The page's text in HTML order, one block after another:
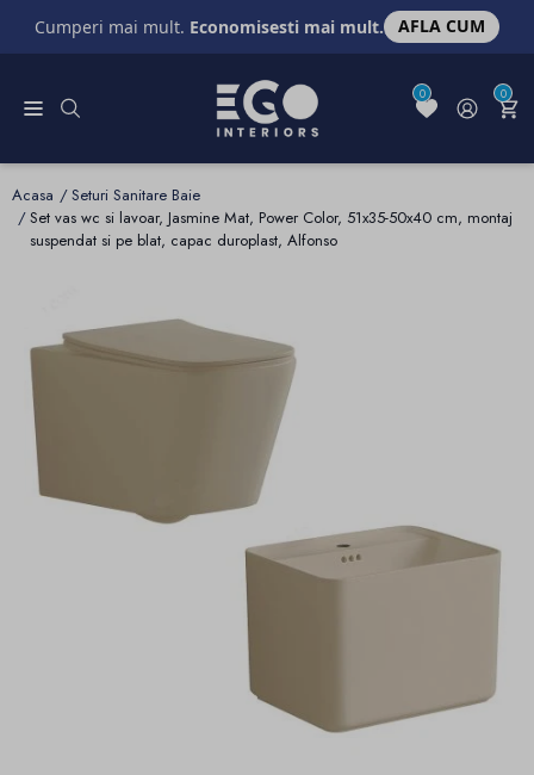
Cumperi mai mult. Economisesti mai mult. AFLA CUM
0 0
Acasa
Seturi Sanitare Baie
Set vas wc si lavoar, Jasmine Mat, Power Color, 51x35-50x40 cm, montaj
suspendat si pe blat, capac duroplast, Alfonso